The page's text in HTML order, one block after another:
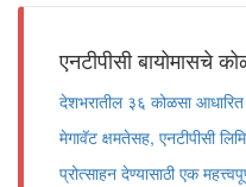
एनटीपीसी बायोमासचे
देशभरातील ३६ कोळसा
मेगावॅट क्षमतेसह, एनटीपीसी
प्रोत्साहन देण्यासाठी एक